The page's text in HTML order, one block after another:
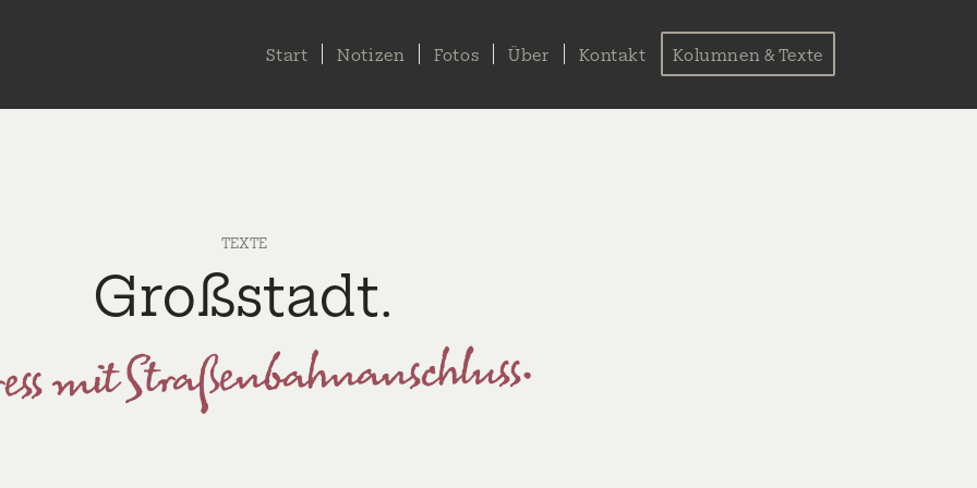
Start Notizen Fotos Über Kontakt Kolumnen & Texte
TEXTE
Großstadt.
mit Straßenbahnanschluss.